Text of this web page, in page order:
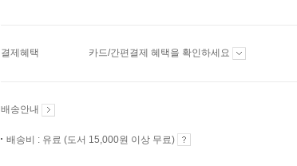
결제혜택 카드/간편결제 혜택을 확인하세요
배송안내
배송비 : 유료 (도서 15,000원 이상 무료)